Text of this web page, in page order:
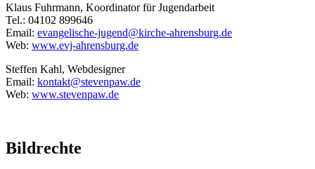
Klaus Fuhrmann, Koordinator für Jugendarbeit
Tel.: 04102 899646
Email: evangelische-jugend@kirche-ahrensburg.de
Web: www.evj-ahrensburg.de
Steffen Kahl, Webdesigner
Email: kontakt@stevenpaw.de
Web: www.stevenpaw.de
Bildrechte